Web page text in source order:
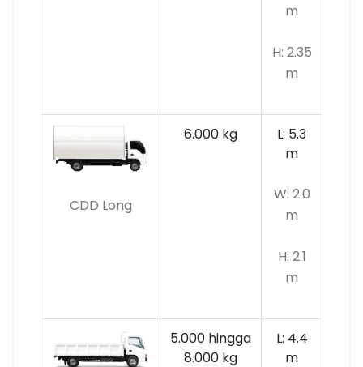
m
H: 2.35
m
CDD Long
6.000 kg
L: 5.3
m
W: 2.0
m
H: 2.1
m
5.000 hingga
8.000 kg
L: 4.4
m